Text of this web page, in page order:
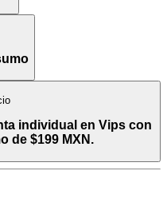
individual en Vips con
de $199 MXN.